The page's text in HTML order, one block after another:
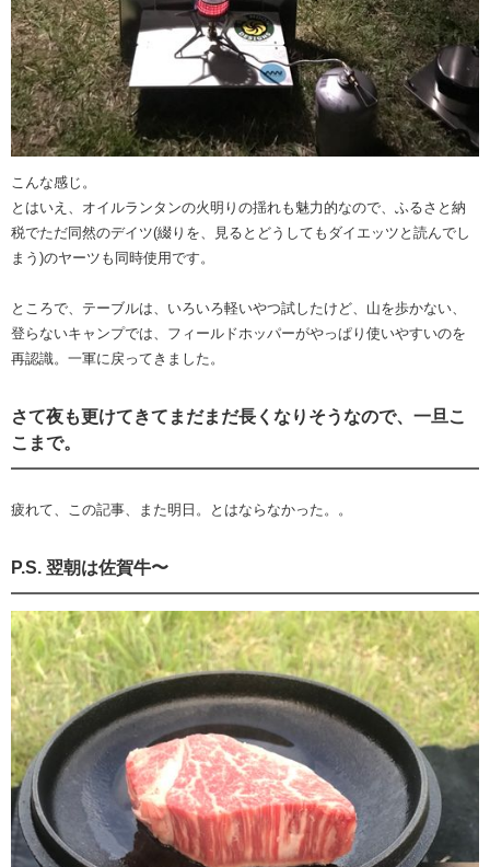
こんな感じ。
とはいえ、オイルランタンの火明りの揺れも魅力的なので、ふるさと納
税でただ同然のデイツ(綴りを、見るとどうしてもダイエッツと読んでし
まう)のヤーツも同時使用です。
ところで、テーブルは、いろいろ軽いやつ試したけど、山を歩かない、
登らないキャンプでは、フィールドホッパーがやっぱり使いやすいのを
再認識。一軍に戻ってきました。
さて夜も更けてきてまだまだ長くなりそうなので、一旦こ
こまで。
疲れて、この記事、また明日。とはならなかった。。
P.S. 翌朝は佐賀牛〜